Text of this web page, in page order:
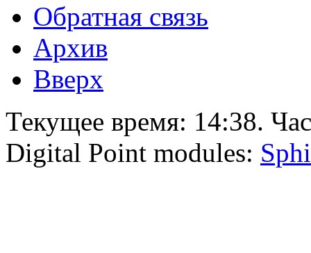
Обратная связь
Архив
Вверх
Текущее время: 14:38.
Digital Point modules: